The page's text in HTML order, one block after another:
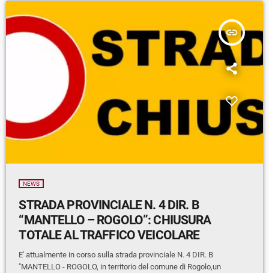
insert_link
NEWS
STRADA PROVINCIALE N. 4 DIR. B
“MANTELLO – ROGOLO”: CHIUSURA
TOTALE AL TRAFFICO VEICOLARE
E' attualmente in corso sulla strada provinciale N. 4 DIR. B
"MANTELLO - ROGOLO, in territorio del comune di Rogolo,un